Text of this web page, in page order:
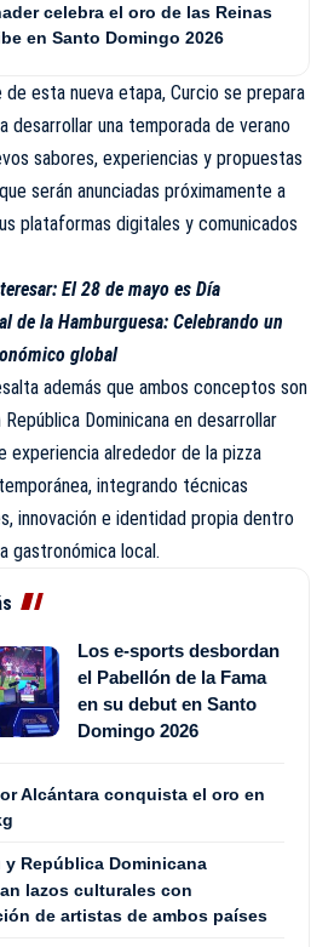
celebra el oro de las Reinas
en Santo Domingo 2026
de esta nueva etapa, Curcio se prepara
desarrollar una temporada de verano
sabores, experiencias y propuestas
serán anunciadas próximamente a
plataformas digitales y comunicados
El 28 de mayo es Día
de la Hamburguesa: Celebrando un
global
además que ambos conceptos son
Dominicana en desarrollar
experiencia alrededor de la pizza
integrando técnicas
innovación e identidad propia dentro
gastronómica local.
Los e-sports desbordan
el Pabellón de la Fama
en su debut en Santo
Domingo 2026
Alcántara conquista el oro en
y República Dominicana
lazos culturales con
de artistas de ambos países